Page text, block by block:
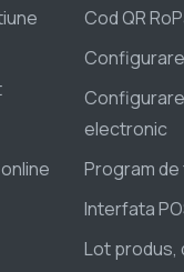
Cod QR
electronic
Program
Interfata
Lot produs,